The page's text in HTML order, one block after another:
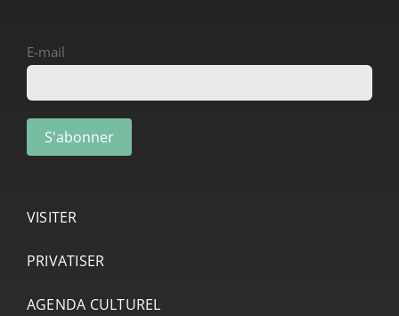
E-mail
VISITER
PRIVATISER
AGENDA CULTUREL